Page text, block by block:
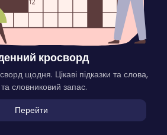
кросворд
щодня. Цікаві підказки та слова,
словниковий запас.
Перейти